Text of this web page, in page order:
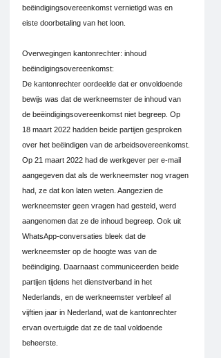
beëindigingsovereenkomst vernietigd was en
eiste doorbetaling van het loon.
Overwegingen kantonrechter: inhoud
beëindigingsovereenkomst:
De kantonrechter oordeelde dat er onvoldoende
bewijs was dat de werkneemster de inhoud van
de beëindigingsovereenkomst niet begreep. Op
18 maart 2022 hadden beide partijen gesproken
over het beëindigen van de arbeidsovereenkomst.
Op 21 maart 2022 had de werkgever per e-mail
aangegeven dat als de werkneemster nog vragen
had, ze dat kon laten weten. Aangezien de
werkneemster geen vragen had gesteld, werd
aangenomen dat ze de inhoud begreep. Ook uit
WhatsApp-conversaties bleek dat de
werkneemster op de hoogte was van de
beëindiging. Daarnaast communiceerden beide
partijen tijdens het dienstverband in het
Nederlands, en de werkneemster verbleef al
vijftien jaar in Nederland, wat de kantonrechter
ervan overtuigde dat ze de taal voldoende
beheerste.